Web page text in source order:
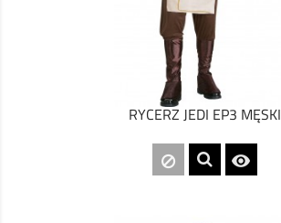
RYCERZ JEDI EP3 MĘSKI
